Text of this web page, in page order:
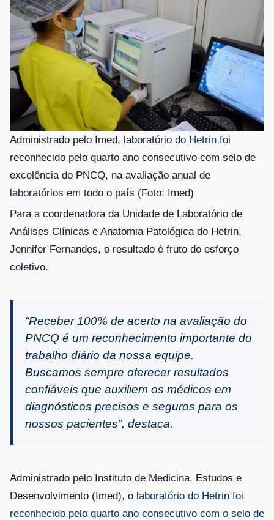
Administrado pelo Imed, laboratório do Hetrin foi
reconhecido pelo quarto ano consecutivo com selo de
excelência do PNCQ, na avaliação anual de
laboratórios em todo o país (Foto: Imed)
Para a coordenadora da Unidade de Laboratório de
Análises Clínicas e Anatomia Patológica do Hetrin,
Jennifer Fernandes, o resultado é fruto do esforço
coletivo.
“Receber 100% de acerto na avaliação do
PNCQ é um reconhecimento importante do
trabalho diário da nossa equipe.
Buscamos sempre oferecer resultados
confiáveis que auxiliem os médicos em
diagnósticos precisos e seguros para os
nossos pacientes”, destaca.
Administrado pelo Instituto de Medicina, Estudos e
Desenvolvimento (Imed), o laboratório do Hetrin foi
reconhecido pelo quarto ano consecutivo com o selo de